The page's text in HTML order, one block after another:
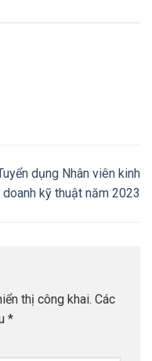
dụng Nhân viên kinh
doanh kỹ thuật năm 2023
thị công khai. Các
*